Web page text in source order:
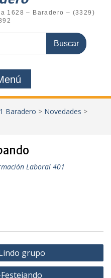
1628 – Baradero – (3329)
Baradero > Novedades >
Laboral 401
grupo